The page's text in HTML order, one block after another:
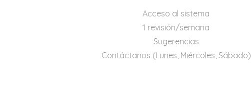
Acceso al sistema
1 revisión/semana
Sugerencias
Contáctanos (Lunes, Miércoles, Sábado)